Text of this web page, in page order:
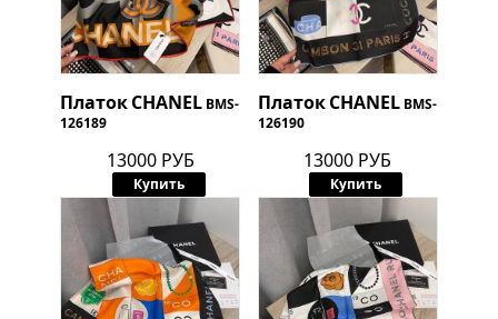
ПлатокCHANEL BMS-
126189
13000 РУБ
Купить
Платок CHANEL BMS-
126190
13000 РУБ
Купить